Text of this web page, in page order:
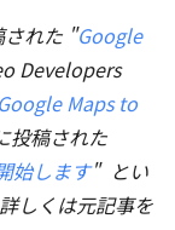
れた "Google
Developers
Maps to
稿された
始します" とい
しくは元記事を